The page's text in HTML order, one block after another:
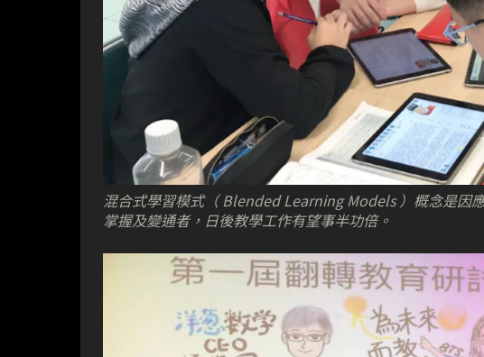
混合式學習模式（ Blended Learning Models ）概念是因
掌握及變通者，日後教學工作有望事半功倍。